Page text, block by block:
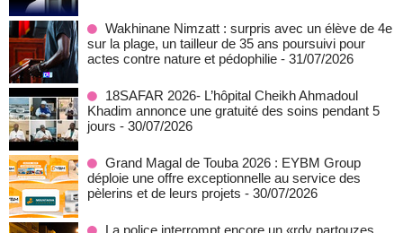
Wakhinane Nimzatt : surpris avec un élève de 4e
sur la plage, un tailleur de 35 ans poursuivi pour
actes contre nature et pédophilie - 31/07/2026
18SAFAR 2026- L’hôpital Cheikh Ahmadoul
Khadim annonce une gratuité des soins pendant 5
jours - 30/07/2026
Grand Magal de Touba 2026 : EYBM Group
déploie une offre exceptionnelle au service des
pèlerins et de leurs projets - 30/07/2026
La police interrompt encore un «rdv partouzes,